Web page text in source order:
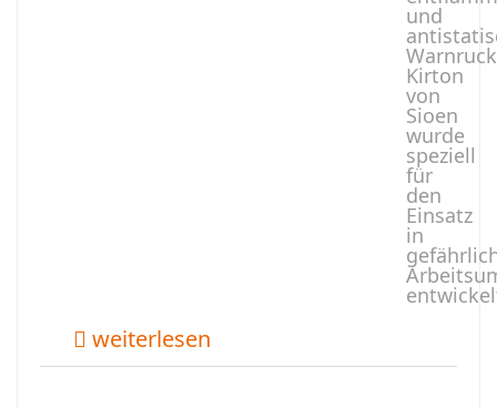
und
Kirton
von
Sioen
wurde
speziell
für
den
Einsatz
in
weiterlesen